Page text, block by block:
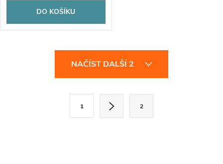
DO KOŠÍKU
NAČÍST DALŠÍ 2
1 2